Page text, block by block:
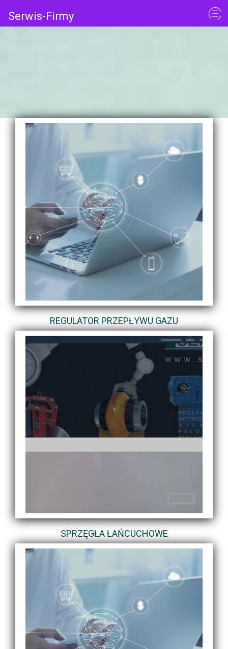
Serwis-Firmy
REGULATOR PRZEPŁYWU GAZU
SPRZĘGŁA ŁAŃCUCHOWE